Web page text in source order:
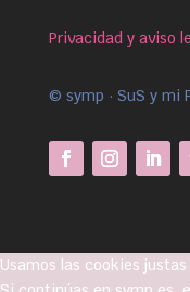
Privacidad y aviso
© symp · SuS y mi
Usamos las cookies